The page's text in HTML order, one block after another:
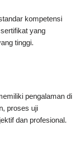
kompetensi
yang
tinggi.
pengalaman di
proses uji
dan profesional.